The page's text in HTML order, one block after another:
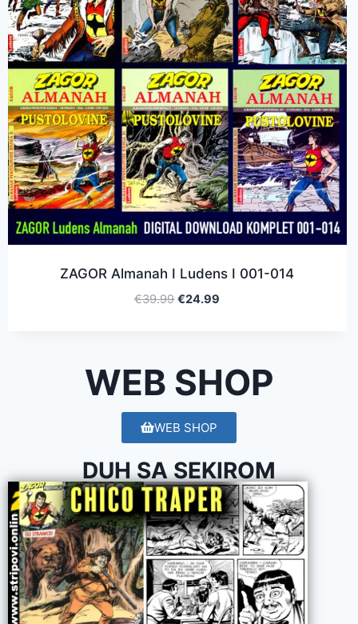
WEB SHOP
ZAGOR Almanah I Ludens I 001-014
€39.99 €24.99
WEB SHOP
DUH SA SEKIROM